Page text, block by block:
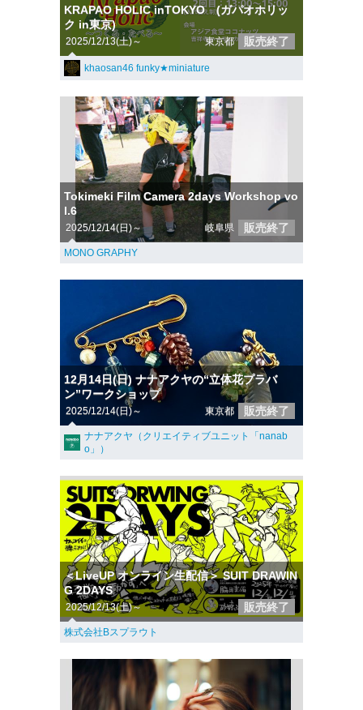
KRAPAO HOLIC inTOKYO (ガパオホリッ
ク in東京)
2025/12/13(土)～ 東京都 販売終了
khaosan46 funky★miniature
Tokimeki Film Camera 2days Workshop vo
l.6
2025/12/14(日)～ 岐阜県 販売終了
MONO GRAPHY
12月14日(日) ナナアクヤの“立体花プラバ
ン”ワークショップ
2025/12/14(日)～ 東京都 販売終了
ナナアクヤ（クリエイティブユニット「nanab
o」）
＜LiveUP オンライン生配信＞ SUIT DRAWIN
G 2DAYS
2025/12/13(土)～ 販売終了
株式会社Bスプラウト